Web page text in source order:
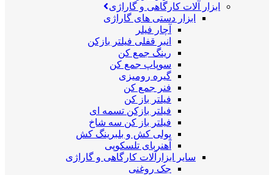
ابزار آلات کارگاهی و گاراژی
ابزار دستی های گاراژی
آچار فیلر
انبر قفلی فیلتر بازکن
رینگ جمع کن
سوپاپ جمع کن
گیره رومیزی
فنر جمع کن
فیلتر باز کن
فیلتر بازکن تسمه ای
فیلتر باز کن سه شاخ
پولی کش و بلبرینگ کش
آهنربای تلسکوپی
سایر ابزارآلات کارگاهی و گاراژی
جک روغنی